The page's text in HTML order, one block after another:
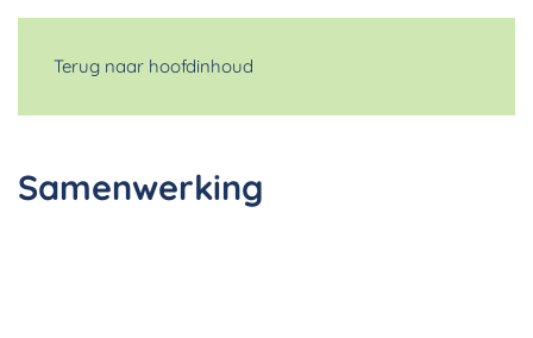
Terug naar hoofdinhoud
Samenwerking